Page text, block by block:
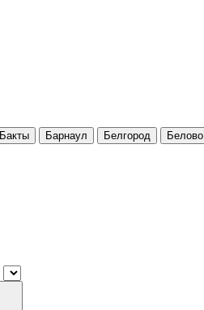
Бакты Барнаул Белгород Белово